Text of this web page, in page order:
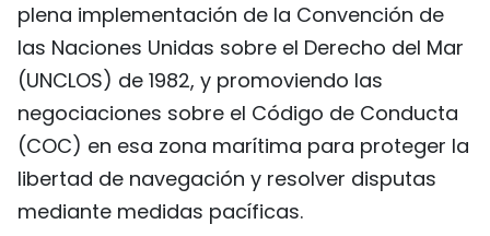
plena implementación de la Convención de
las Naciones Unidas sobre el Derecho del Mar
(UNCLOS) de 1982, y promoviendo las
negociaciones sobre el Código de Conducta
(COC) en esa zona marítima para proteger la
libertad de navegación y resolver disputas
mediante medidas pacíficas.